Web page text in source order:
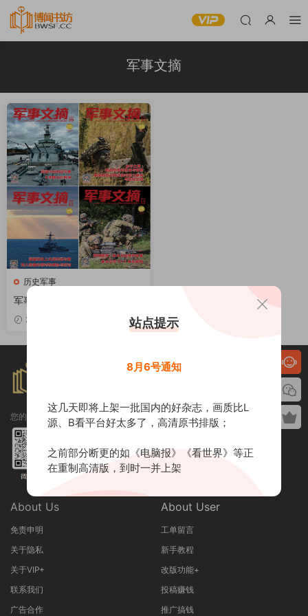
军事文摘
历史军事
军事文摘 2025全年共12本 PD
F
2026-01-02
您的专属订制阅读库！
About Us
免责申明
关于隐私
关于VIP+
联系我们
广告合作
About User
工单留言
新手教程
改版功能+
投稿赚钱
推广搞钱
站点提示
8月6号通知
这几天即将上架一批国内的好杂志，画质比L
源、B看平台好太多了，高清原书排版；
之前部分断更的如《电脑报》《看世界》等正
在重制高清版，到时一并上架